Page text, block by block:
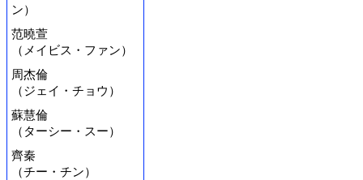
ン）
范曉萱
（メイビス・ファン）
周杰倫
（ジェイ・チョウ）
蘇慧倫
（ターシー・スー）
齊秦
（チー・チン）